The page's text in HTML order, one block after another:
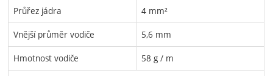
Průřez jádra 4 mm²
Vnější průměr vodiče 5,6 mm
Hmotnost vodiče 58 g / m